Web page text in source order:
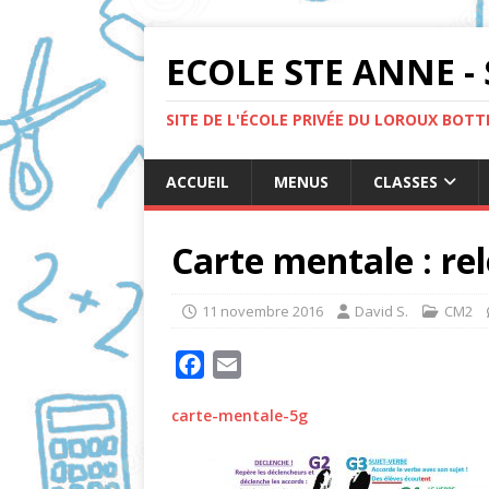
ECOLE STE ANNE
SITE DE L'ÉCOLE PRIVÉE DU LOROUX
ACCUEIL MENUS CLASSES
Carte mentale :
11 novembre 2016 David S. CM2
c
a
l
carte-mentale-5g